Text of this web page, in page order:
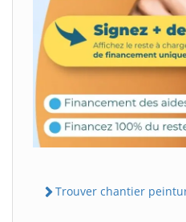
Trouver chantier